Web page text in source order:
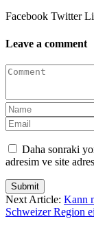
Facebook Twitter
Leave a comment
Daha sonraki
adresim ve site
Submit
Next Article: Kann
Schweizer Region